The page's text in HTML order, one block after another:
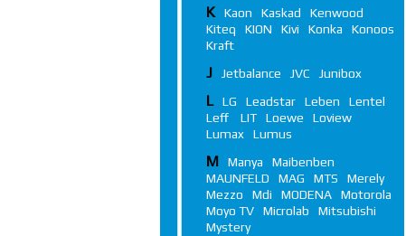
K Kaon Kaskad
Kenwood
Kiteq
KION Kivi Konka
Konoos
Kraft
J Jetbalance JVC Junibox
L LG Leadstar Leben
Lentel
Leff
LIT Loewe
Loview
Lumax
Lumus
M Manya
Maibenben
MAUNFELD
MAG MTS
Merely
Mezzo
Mdi MODENA
Motorola
Moyo TV
Microlab
Mitsubishi
Mystery